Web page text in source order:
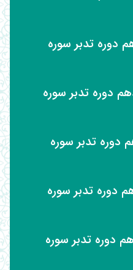
دوره تدبر سوره
هجدهم دوره تدبر سوره
دوره تدبر سوره
دوره تدبر سوره
دوره تدبر سوره